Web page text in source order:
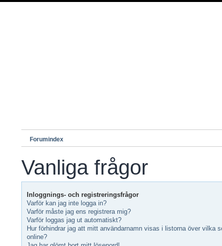
Forumindex
Vanliga frågor
Inloggnings- och registreringsfrågor
Varför kan jag inte logga in?
Varför måste jag ens registrera mig?
Varför loggas jag ut automatiskt?
Hur förhindrar jag att mitt användarnamn visas i listorna över vilka
online?